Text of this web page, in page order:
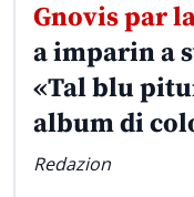
Gnovis par
a imparin a
«Tal blu
album di
Redazion